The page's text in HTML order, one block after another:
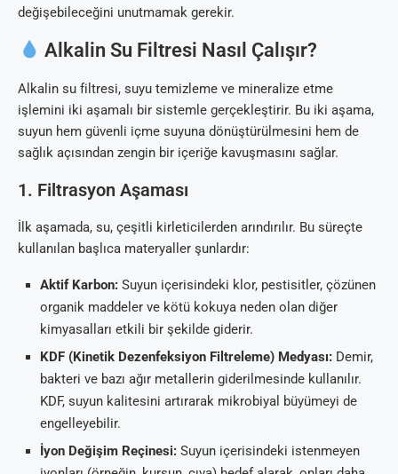
değişebileceğini unutmamak gerekir.
Alkalin Su Filtresi Nasıl Çalışır?
Alkalin su filtresi, suyu temizleme ve mineralize etme
işlemini iki aşamalı bir sistemle gerçekleştirir. Bu iki aşama,
suyun hem güvenli içme suyuna dönüştürülmesini hem de
sağlık açısından zengin bir içeriğe kavuşmasını sağlar.
1. Filtrasyon Aşaması
İlk aşamada, su, çeşitli kirleticilerden arındırılır. Bu süreçte
kullanılan başlıca materyaller şunlardır:
Aktif Karbon: Suyun içerisindeki klor, pestisitler, çözünen
organik maddeler ve kötü kokuya neden olan diğer
kimyasalları etkili bir şekilde giderir.
KDF (Kinetik Dezenfeksiyon Filtreleme) Medyası: Demir,
bakteri ve bazı ağır metallerin giderilmesinde kullanılır.
KDF, suyun kalitesini artırarak mikrobiyal büyümeyi de
engelleyebilir.
İyon Değişim Reçinesi: Suyun içerisindeki istenmeyen